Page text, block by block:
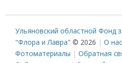
Ульяновский областной Фонд
"Флора и Лавра" © 2026 О нас
Фотоматериалы
Обратная